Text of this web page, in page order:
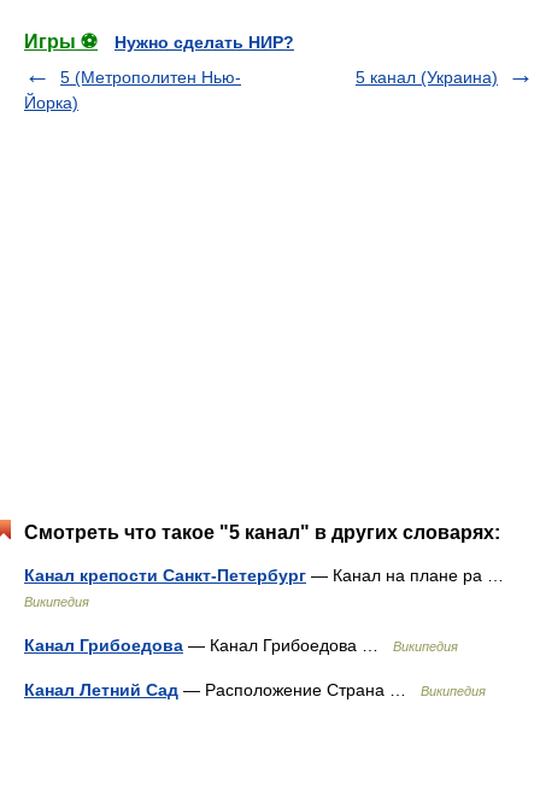
Игры ⚽
Нужно сделать НИР?
5 (Метрополитен Нью-
Йорка)
5 канал (Украина)
Смотреть что такое "5 канал" в других словарях:
Канал крепости Санкт-Петербург — Канал на плане ра …
Википедия
Канал Грибоедова — Канал Грибоедова … Википедия
Канал Летний Сад — Расположение Страна … Википедия